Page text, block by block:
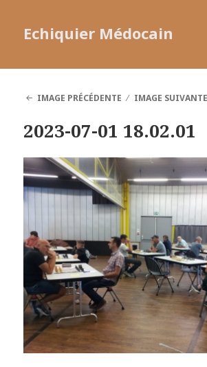
Echiquier Médocain
IMAGE PRÉCÉDENTE
IMAGE SUIVANTE
2023-07-01 18.02.01